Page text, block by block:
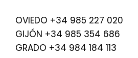
OVIEDO +34 985 227 020
GIJÓN +34 985 354 686
GRADO +34 984 184 113